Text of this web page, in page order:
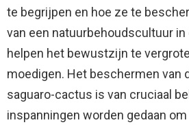
te begrijpen en hoe ze te
van een natuurbehoudscultuur in
helpen het bewustzijn te
moedigen. Het beschermen van
saguaro-cactus is van cruciaal
inspanningen worden gedaan